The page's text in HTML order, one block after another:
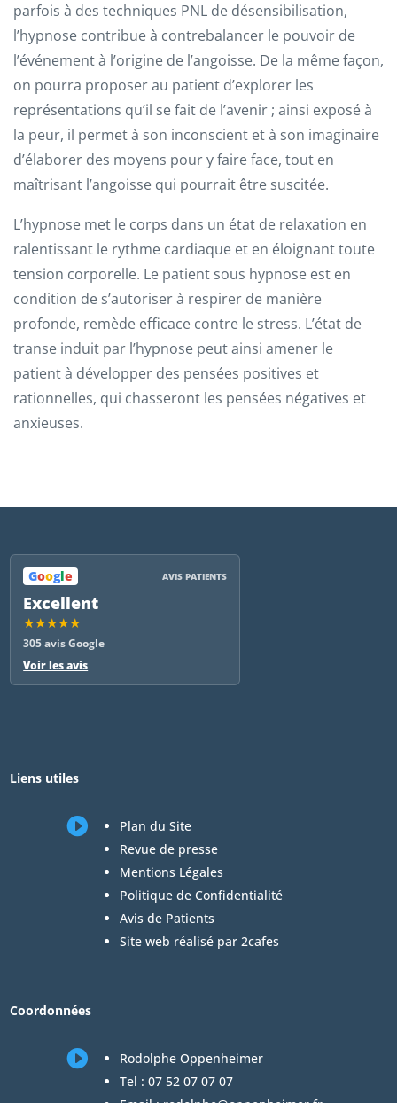
parfois à des techniques PNL de désensibilisation,
l’hypnose contribue à contrebalancer le pouvoir de
l’événement à l’origine de l’angoisse. De la même façon,
on pourra proposer au patient d’explorer les
représentations qu’il se fait de l’avenir ; ainsi exposé à
la peur, il permet à son inconscient et à son imaginaire
d’élaborer des moyens pour y faire face, tout en
maîtrisant l’angoisse qui pourrait être suscitée.
L’hypnose met le corps dans un état de relaxation en
ralentissant le rythme cardiaque et en éloignant toute
tension corporelle. Le patient sous hypnose est en
condition de s’autoriser à respirer de manière
profonde, remède efficace contre le stress. L’état de
transe induit par l’hypnose peut ainsi amener le
patient à développer des pensées positives et
rationnelles, qui chasseront les pensées négatives et
anxieuses.
Google AVIS PATIENTS
Excellent
★★★★★
305 avis Google
Voir les avis
Liens utiles

Plan du Site
Revue de presse
Mentions Légales
Politique de Confidentialité
Avis de Patients
Site web réalisé par 2cafes
Coordonnées

Rodolphe Oppenheimer
Tel : 07 52 07 07 07